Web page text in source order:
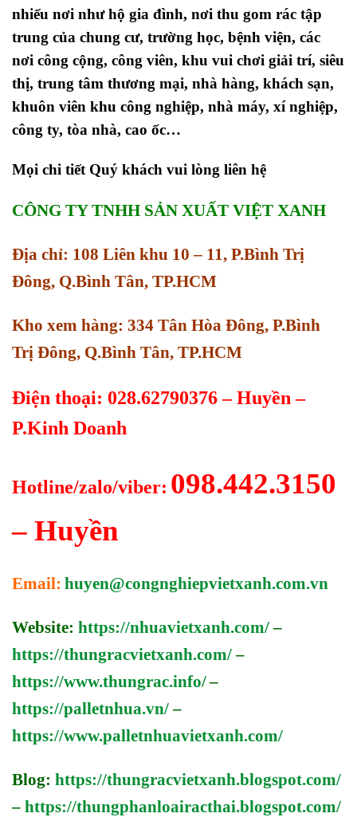
nhiếu nơi như hộ gia đình, nơi thu gom rác tập
trung của chung cư, trường học, bệnh viện, các
nơi công cộng, công viên, khu vui chơi giải trí, siêu
thị, trung tâm thương mại, nhà hàng, khách sạn,
khuôn viên khu công nghiệp, nhà máy, xí nghiệp,
công ty, tòa nhà, cao ốc…
Mọi chi tiết Quý khách vui lòng liên hệ
CÔNG TY TNHH SẢN XUẤT VIỆT XANH
Địa chỉ: 108 Liên khu 10 – 11, P.Bình Trị
Đông, Q.Bình Tân, TP.HCM
Kho xem hàng: 334 Tân Hòa Đông, P.Bình
Trị Đông, Q.Bình Tân, TP.HCM
Điện thoại: 028.62790376 – Huyền –
P.Kinh Doanh
Hotline/zalo/viber: 098.442.3150
– Huyền
Email: huyen@congnghiepvietxanh.com.vn
Website: https://nhuavietxanh.com/–
https://thungracvietxanh.com/–
https://www.thungrac.info/–
https://palletnhua.vn/–
https://www.palletnhuavietxanh.com/
Blog: https://thungracvietxanh.blogspot.com/
– https://thungphanloairacthai.blogspot.com/